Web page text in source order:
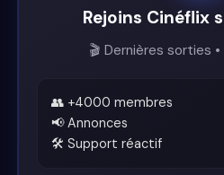
Support
Rejoins Cinéflix
🎬 Dernières sorties
👥 +4000 membres
📢 Annonces
🛠️ Support réactif